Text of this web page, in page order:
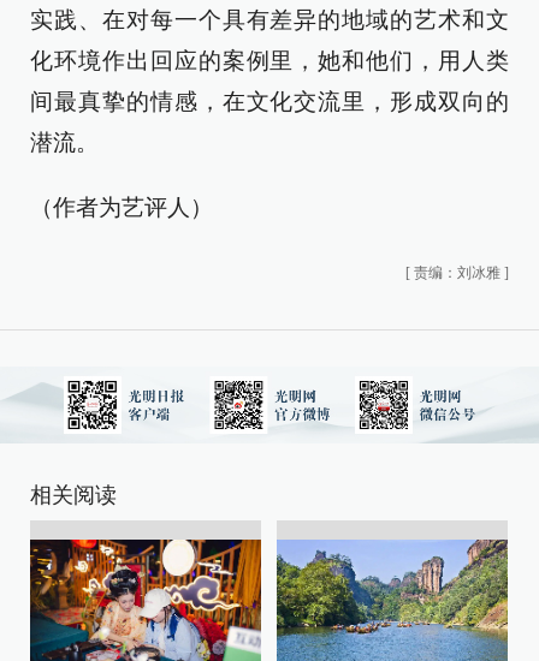
实践、在对每一个具有差异的地域的艺术和文
化环境作出回应的案例里，她和他们，用人类
间最真挚的情感，在文化交流里，形成双向的
潜流。
（作者为艺评人）
[ 责编：刘冰雅 ]
相关阅读